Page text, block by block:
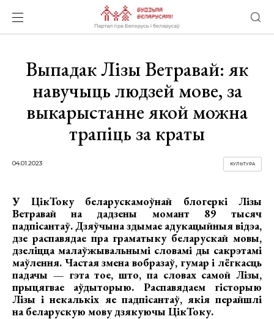
Выпадак Лізы Ветравай: як
навучыць людзей мове, за
выкарыстанне якой можна
трапіць за краты
04.01.2023 КУЛЬТУРА
У ЦікТоку беларускамоўнай блогеркі Лізы
Ветравай на дадзены момант 89 тысяч
падпісантаў. Дзяўчына здымае адукацыйныя відэа,
дзе распавядае пра граматыку беларускай мовы,
дзеліцца малаўжывальнымі словамі ды сакрэтамі
маўлення. Частая змена вобразаў, гумар і лёгкасць
падачы — гэта тое, што, па словах самой Лізы,
прыцягвае аўдыторыю. Распавядаем гісторыю
Лізы і некалькіх яе падпісантаў, якія перайшлі
на беларускую мову дзякуючы ЦікТоку.